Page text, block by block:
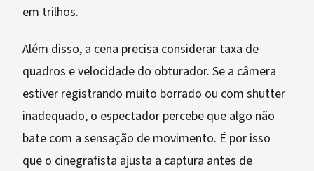
em trilhos.
Além disso, a cena precisa considerar taxa de
quadros e velocidade do obturador. Se a câmera
estiver registrando muito borrado ou com shutter
inadequado, o espectador percebe que algo não
bate com a sensação de movimento. É por isso
que o cinegrafista ajusta a captura antes de